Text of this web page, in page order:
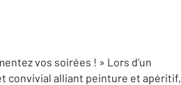
vos soirées ! » Lors d’un
convivial alliant peinture et apéritif,